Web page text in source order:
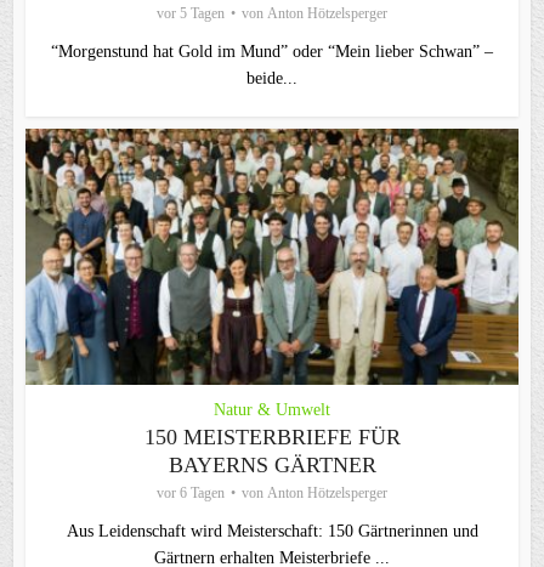
vor 5 Tagen von Anton Hötzelsperger
“Morgenstund hat Gold im Mund” oder “Mein lieber Schwan” –
beide...
Natur & Umwelt
150 MEISTERBRIEFE FÜR
BAYERNS GÄRTNER
vor 6 Tagen von Anton Hötzelsperger
Aus Leidenschaft wird Meisterschaft: 150 Gärtnerinnen und
Gärtnern erhalten Meisterbriefe ...